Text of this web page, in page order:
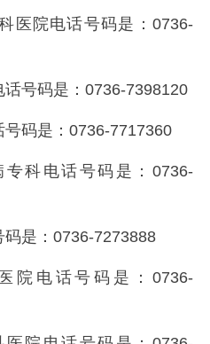
医院电话号码是： 0736-
号码是： 0736-7398120
码是： 0736-7717360
科电话号码是： 0736-
是： 0736-7273888
院电话号码是： 0736-